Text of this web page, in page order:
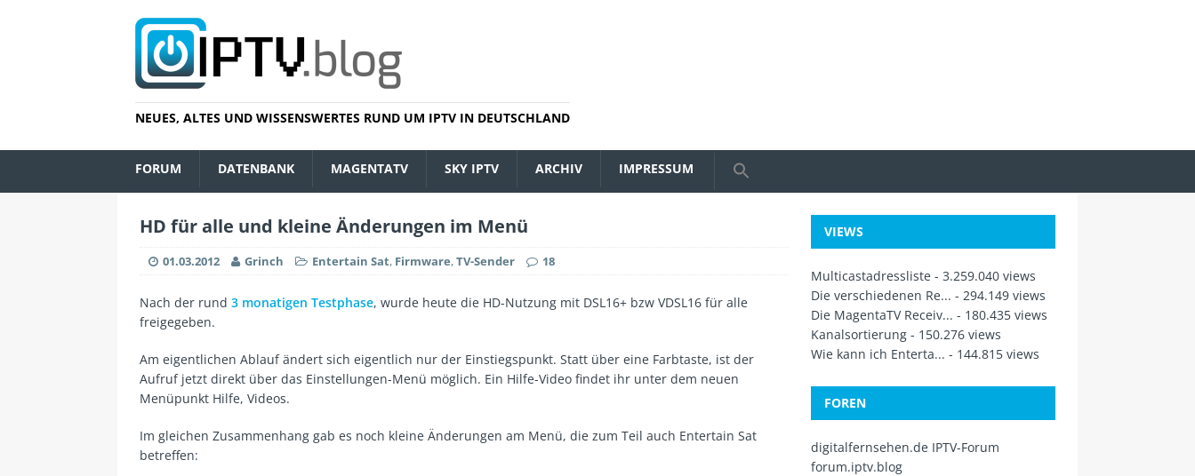
NEUES, ALTES UND WISSENSWERTES RUND UM IPTV IN DEUTSCHLAND
FORUM DATENBANK MAGENTATV SKY IPTV ARCHIV IMPRESSUM
HD für alle und kleine Änderungen im Menü
01.03.2012 Grinch Entertain Sat, Firmware,TV-Sender 18
Nach der rund 3 monatigen Testphase, wurde heute die HD-Nutzung mit DSL16+ bzw VDSL16 für alle
freigegeben.
Am eigentlichen Ablauf ändert sich eigentlich nur der Einstiegspunkt. Statt über eine Farbtaste, ist der
Aufruf jetzt direkt über das Einstellungen-Menü möglich. Ein Hilfe-Video findet ihr unter dem neuen
Menüpunkt Hilfe, Videos.
Im gleichen Zusammenhang gab es noch kleine Änderungen am Menü, die zum Teil auch Entertain Sat
betreffen:
VIEWS
Multicastadressliste - 3.259.040 views
Die verschiedenen Re... - 294.149 views
Die MagentaTV Receiv... - 180.435 views
Kanalsortierung - 150.276 views
Wie kann ich Enterta... - 144.815 views
FOREN
digitalfernsehen.de IPTV-Forum
forum.iptv.blog